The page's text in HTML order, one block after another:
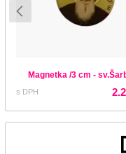
Magnetka /3 cm -
s DPH